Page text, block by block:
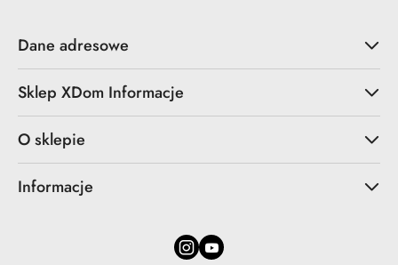
Dane adresowe
Sklep XDom Informacje
O sklepie
Informacje